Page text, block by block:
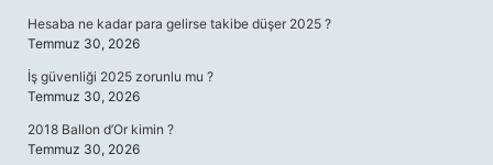
Hesaba ne kadar para gelirse takibe düşer 2025 ?
Temmuz 30, 2026
İş güvenliği 2025 zorunlu mu ?
Temmuz 30, 2026
2018 Ballon d’Or kimin ?
Temmuz 30, 2026